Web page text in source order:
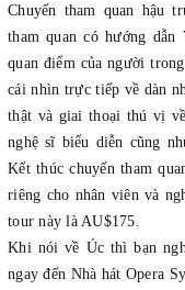
Chuyến tham quan hậu
tham quan có hướng
quan điểm của người
cái nhìn trực tiếp về dàn
thật và giai thoại thú vị
nghệ sĩ biểu diễn cũng
Kết thúc chuyến tham
riêng cho nhân viên và
tour này là AU$175.
Khi nói về Úc thì bạn
ngay đến Nhà hát Opera